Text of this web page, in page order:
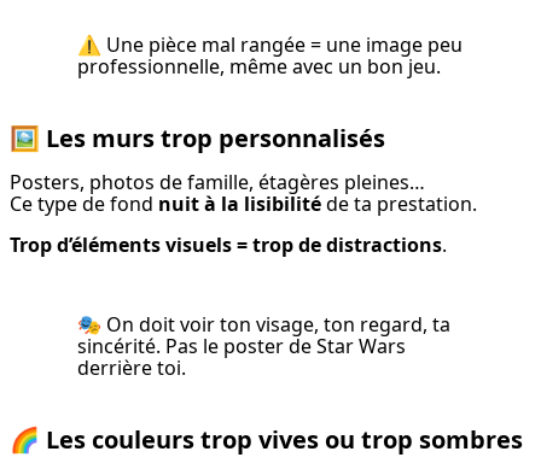
⚠️ Une pièce mal rangée = une image peu
professionnelle, même avec un bon jeu.
🖼️ Les murs trop personnalisés
Posters, photos de famille, étagères pleines…
Ce type de fond nuit à la lisibilité de ta prestation.
Trop d’éléments visuels = trop de distractions.
🎭 On doit voir ton visage, ton regard, ta
sincérité. Pas le poster de Star Wars
derrière toi.
🌈 Les couleurs trop vives ou trop sombres